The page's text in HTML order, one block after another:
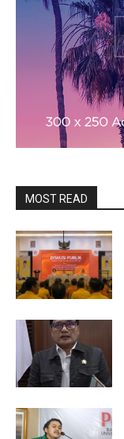
MOST READ